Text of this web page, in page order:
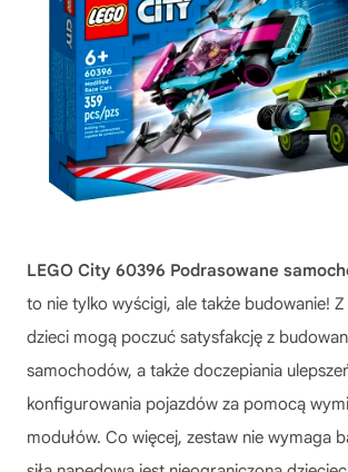
LEGO City 60396 Podrasowane
to nie tylko wyścigi, ale także budowanie! Z
dzieci mogą poczuć satysfakcję z
samochodów, a także doczepiania
konfigurowania pojazdów za pomocą
modułów. Co więcej, zestaw nie wymaga